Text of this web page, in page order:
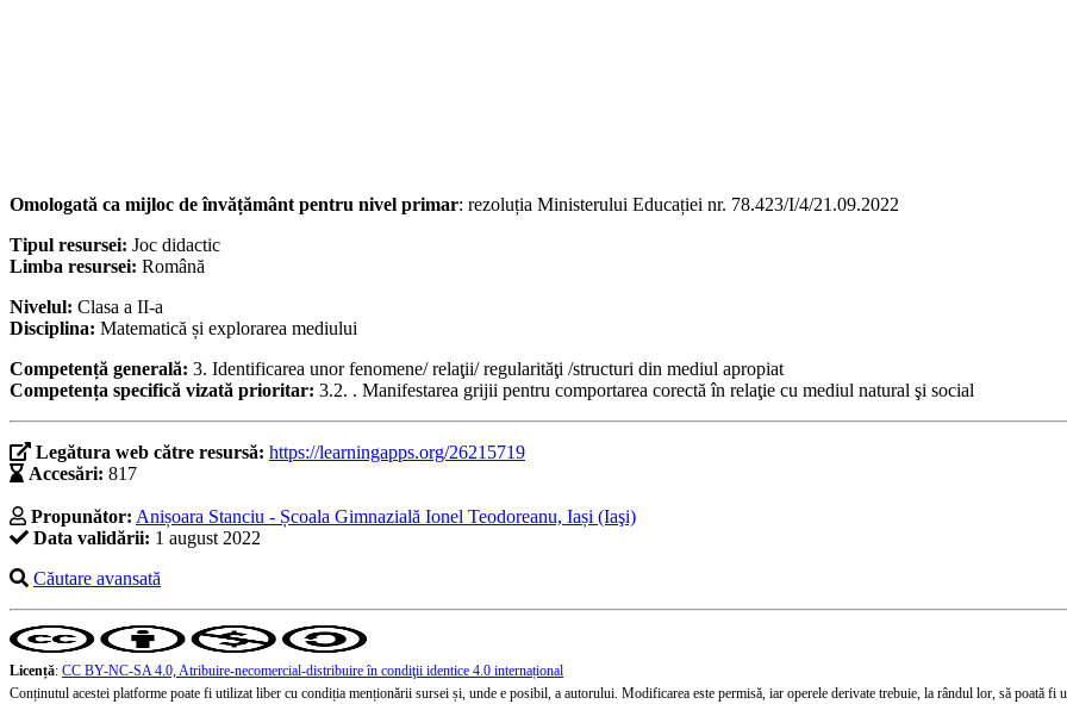
Omologată ca mijloc de învățământ pentru nivel primar: rezoluția Ministerului Educației nr. 78.423/I/4/21.09.2022
Tipul resursei: Joc didactic
Limba resursei: Română
Nivelul: Clasa a II-a
Disciplina: Matematică și explorarea mediului
Competență generală: 3. Identificarea unor fenomene/ relaţii/ regularităţi /structuri din mediul apropiat
Competența specifică vizată prioritar: 3.2. . Manifestarea grijii pentru comportarea corectă în relaţie cu mediul natural şi social
Legătura web către resursă: https://learningapps.org/26215719
Accesări: 817
Propunător: Anișoara Stanciu - Școala Gimnazială Ionel Teodoreanu, Iași (Iaşi)
Data validării: 1 august 2022
Căutare avansată
Licență: CC BY-NC-SA 4.0, Atribuire-necomercial-distribuire în condiţii identice 4.0 internațional
Conținutul acestei platforme poate fi utilizat liber cu condiția menționării sursei și, unde e posibil, a autorului. Modificarea este permisă, iar operele derivate trebuie, la rândul lor, să poată fi